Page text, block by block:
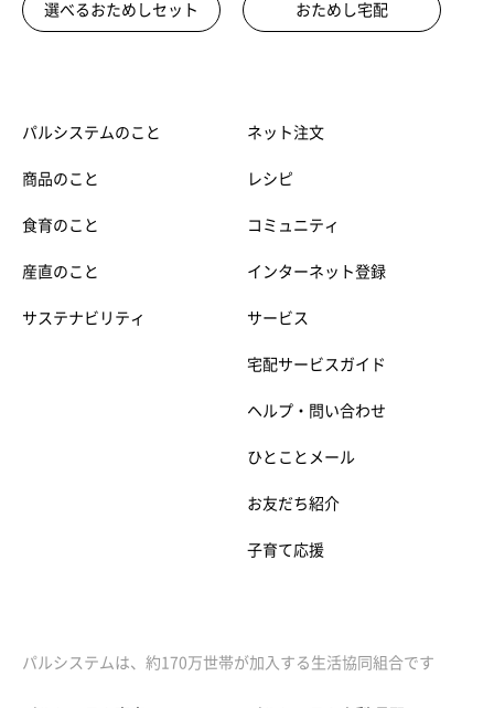
選べるおためしセット おためし宅配
パルシステムのこと
商品のこと
食育のこと
産直のこと
サステナビリティ
ネット注文
レシピ
コミュニティ
インターネット登録
サービス
宅配サービスガイド
ヘルプ・問い合わせ
ひとことメール
お友だち紹介
子育て応援
パルシステムは、約170万世帯が加入する生活協同組合です